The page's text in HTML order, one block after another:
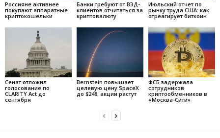
Россияне активнее
покупают аппаратные
криптокошельки
Банки требуют от ВЭД-
клиентов отчитаться за
криптовалюту
Июльский отчет по
рынку труда США: как
отреагирует биткоин
Сенат отложил
голосование по
CLARITY Act до
сентября
Bernstein повышает
целевую цену SpaceX
до $248, акции растут
ФСБ задержала
сотрудников
криптообменников в
«Москва-Сити»